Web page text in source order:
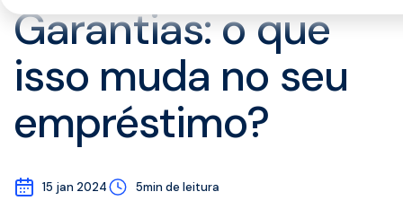
Garantias: o que
isso muda no seu
empréstimo?
15 jan 2024 5min de leitura